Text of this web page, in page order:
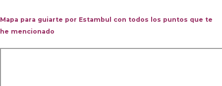
Mapa para guiarte por Estambul con todos los puntos que te
he mencionado